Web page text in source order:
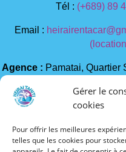
Gérer le
cookies
Pour offrir les meilleures
telles que les cookies pour
Tél : (+689) 89
Email :
Agence : Pamatai, Quartier